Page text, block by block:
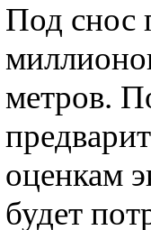
Под снос
метров.
оценкам
будет